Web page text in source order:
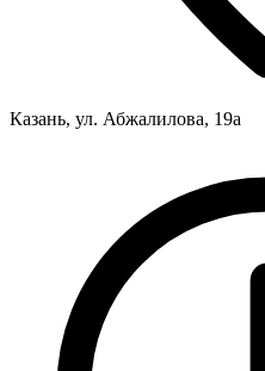
Казань, ул. Абжалилова, 19а